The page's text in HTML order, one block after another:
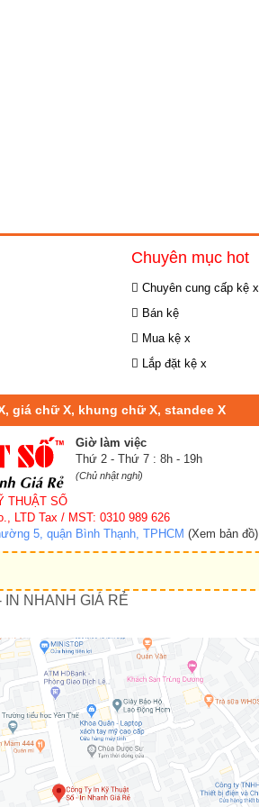
Chuyên mục hot
Chuyên cung cấp kệ x
Bán kệ
Mua kệ x
Lắp đặt kệ x
giá chữ X, khung chữ X, standee X
Giờ làm việc
Thứ 2 - Thứ 7 : 8h - 19h
(Chủ nhật nghỉ)
THUẬT SỐ
LTD Tax / MST: 0310 989 626
5, quận Bình Thạnh, TPHCM (Xem bản đồ)
IN NHANH GIÁ RẺ